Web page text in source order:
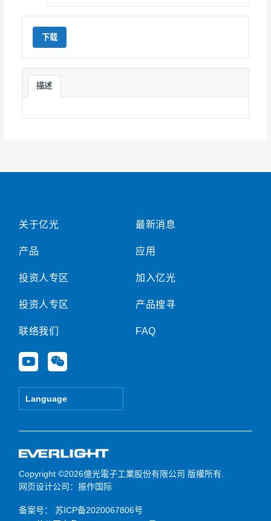
下载
描述
关于亿光
产品
投资人专区
投资人专区
联络我们
Y
o
u
e
W
e
i
Language
最新消息
应用
加入亿光
产品搜寻
FAQ
Copyright ©2026億光電子工業股份有限公司 版權所有.
网页设计公司 ：振作国际
备案号：
苏ICP备2020067806号